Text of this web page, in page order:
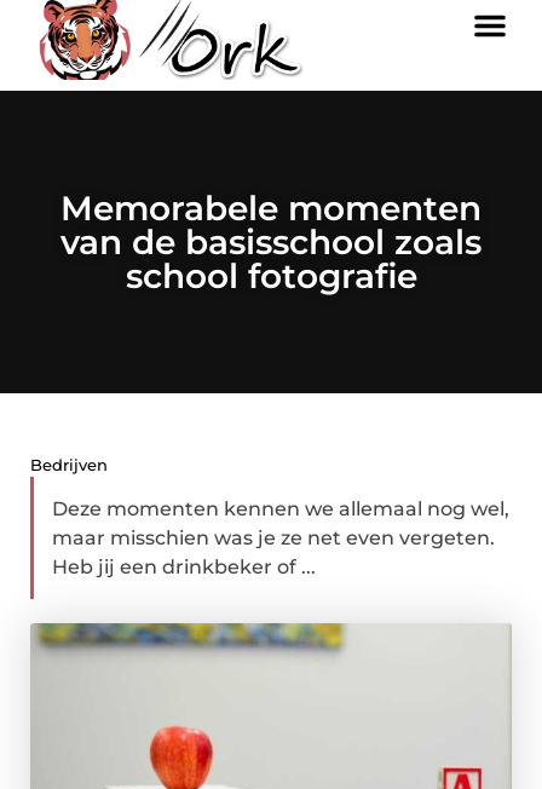
Memorabele momenten
van de basisschool zoals
school fotografie
Bedrijven
Deze momenten kennen we allemaal nog wel,
maar misschien was je ze net even vergeten.
Heb jij een drinkbeker of ...